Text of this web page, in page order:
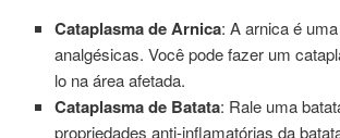
Cataplasma de Arnica: A arnica é
analgésicas. Você pode fazer um
lo na área afetada.
Cataplasma de Batata: Rale uma
propriedades anti-inflamatórias da